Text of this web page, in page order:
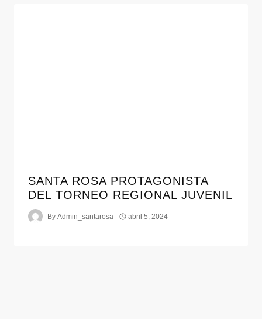
SANTA ROSA PROTAGONISTA
DEL TORNEO REGIONAL JUVENIL
By Admin_santarosa abril 5, 2024